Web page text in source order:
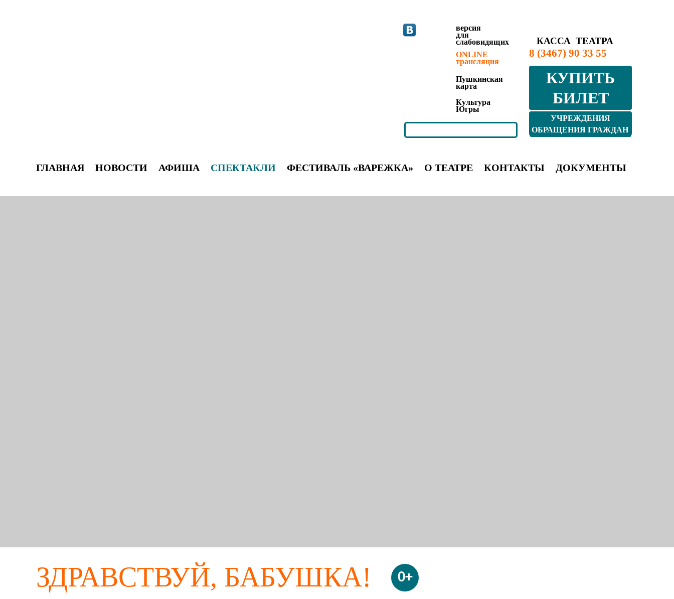
версия
для
слабовидящих
ONLINE
трансляция
Пушкинская
карта
Культура
Югры
КАССА ТЕАТРА
8 (3467) 90 33 55
КУПИТЬ
БИЛЕТ
УЧРЕЖДЕНИЯ
КУЛЬТУРЫ ЮГРЫ
ОБРАЩЕНИЯ ГРАЖДАН
ГЛАВНАЯ НОВОСТИ АФИША СПЕКТАКЛИ ФЕСТИВАЛЬ «ВАРЕЖКА» О ТЕАТРЕ КОНТАКТЫ ДОКУМЕНТЫ
ЗДРАВСТВУЙ, БАБУШКА! 0+